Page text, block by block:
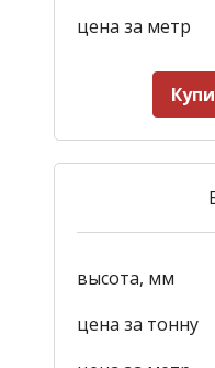
цена за метр
высота, мм
цена за тонну